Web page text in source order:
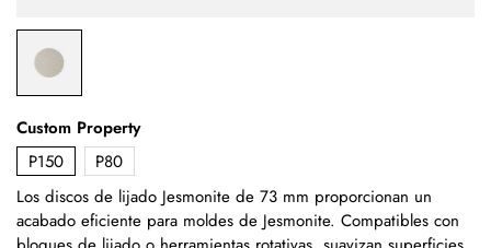
Custom Property
P150
P80
Los discos de lijado Jesmonite de 73 mm proporcionan un
acabado eficiente para moldes de Jesmonite. Compatibles con